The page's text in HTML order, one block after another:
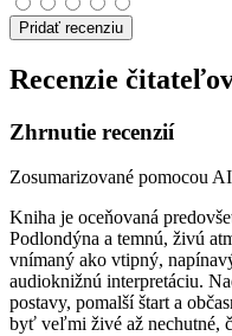
Pridať recenziu
Recenzie
Zhrnutie recenzií
Zosumarizované pomocou
Kniha je oceňovaná
Podlondýna a temnú, živú
vnímaný ako vtipný,
audioknižnú interpretáciu.
postavy, pomalší štart a
byť veľmi živé až nechutné,